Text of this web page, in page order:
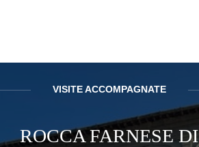
VISITE ACCOMPAGNATE
ROCCA FARNESE DI